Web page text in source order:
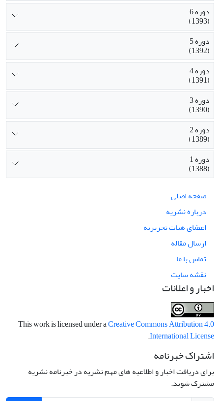
دوره 6
(1393)
دوره 5
(1392)
دوره 4
(1391)
دوره 3
(1390)
دوره 2
(1389)
دوره 1
(1388)
صفحه اصلی
درباره نشریه
اعضای هیات تحریریه
ارسال مقاله
تماس با ما
نقشه سایت
اخبار و اعلانات
This work is licensed under aCreative Commons Attribution 4.0
International License
.
اشتراک خبرنامه
برای دریافت اخبار و اطلاعیه های مهم نشریه در خبرنامه نشریه
مشترک شوید.